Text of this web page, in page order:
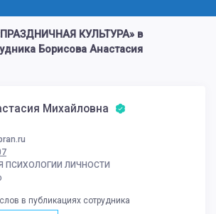
КУЛЬТУРА» в
Борисова Анастасия
Михайловна
ПСИХОЛОГИИ ЛИЧНОСТИ
в публикациях сотрудника